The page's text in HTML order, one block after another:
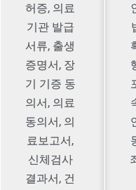
허증, 의료
기관 발급
서류, 출생
증명서, 장
기 기증 동
의서, 의료
동의서, 의
료보고서,
신체검사
결과서, 건